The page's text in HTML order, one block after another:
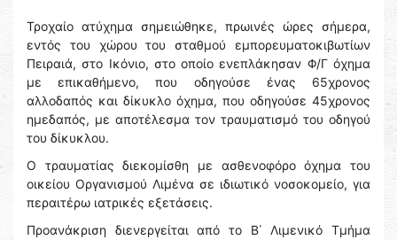
Τροχαίο ατύχημα σημειώθηκε, πρωινές ώρες σήμερα,
εντός του χώρου του σταθμού εμπορευματοκιβωτίων
Πειραιά, στο Ικόνιο, στο οποίο ενεπλάκησαν Φ/Γ όχημα
με επικαθήμενο, που οδηγούσε ένας 65χρονος
αλλοδαπός και δίκυκλο όχημα, που οδηγούσε 45χρονος
ημεδαπός, με αποτέλεσμα τον τραυματισμό του οδηγού
του δίκυκλου.
Ο τραυματίας διεκομίσθη με ασθενοφόρο όχημα του
οικείου Οργανισμού Λιμένα σε ιδιωτικό νοσοκομείο, για
περαιτέρω ιατρικές εξετάσεις.
Προανάκριση διενεργείται από το Β΄ Λιμενικό Τμήμα